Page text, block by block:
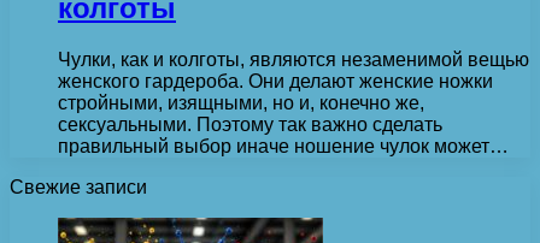
колготы
Чулки, как и колготы, являются незаменимой вещью
женского гардероба. Они делают женские ножки
стройными, изящными, но и, конечно же,
сексуальными. Поэтому так важно сделать
правильный выбор иначе ношение чулок может…
Свежие записи